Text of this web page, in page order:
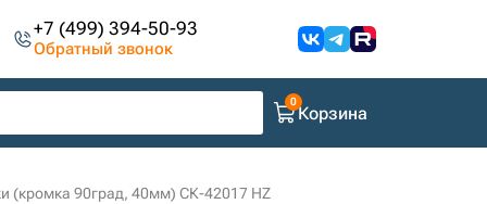
+7 (499) 394-50-93
Обратный звонок
Корзина
(кромка 90град, 40мм) СК-42017 HZ